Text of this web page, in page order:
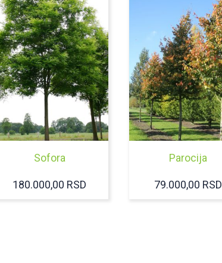
Sofora
180.000,00 RSD
Parocija
79.000,00 RSD